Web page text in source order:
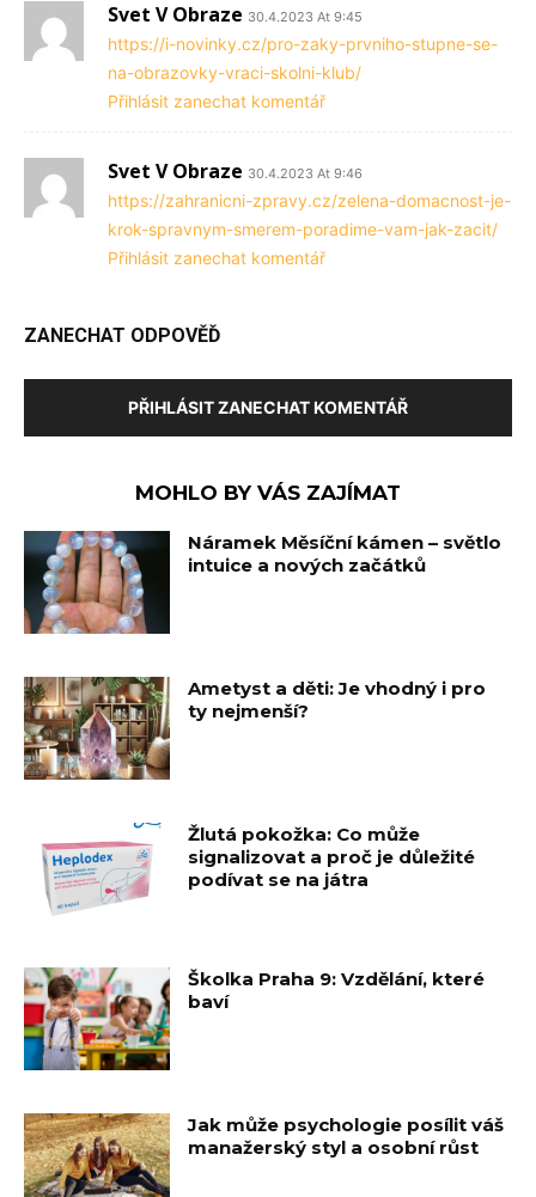
Svet V Obraze 30.4.2023 At 9:45
https://i-novinky.cz/pro-zaky-prvniho-stupne-se-
na-obrazovky-vraci-skolni-klub/
Přihlásit zanechat komentář
Svet V Obraze 30.4.2023 At 9:46
https://zahranicni-zpravy.cz/zelena-domacnost-je-
krok-spravnym-smerem-poradime-vam-jak-zacit/
Přihlásit zanechat komentář
ZANECHAT ODPOVĚĎ
PŘIHLÁSIT ZANECHAT KOMENTÁŘ
MOHLO BY VÁS ZAJÍMAT
Náramek Měsíční kámen – světlo
intuice a nových začátků
Ametyst a děti: Je vhodný i pro
ty nejmenší?
Žlutá pokožka: Co může
signalizovat a proč je důležité
podívat se na játra
Školka Praha 9: Vzdělání, které
baví
Jak může psychologie posílit váš
manažerský styl a osobní růst